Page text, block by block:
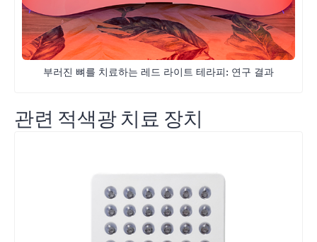
부러진 뼈를 치료하는 레드 라이트 테라피: 연구 결과
관련 적색광 치료 장치